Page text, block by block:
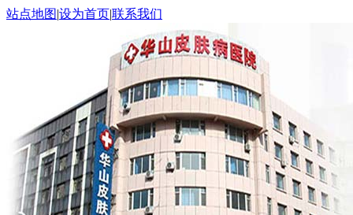
站点地图|设为首页|联系我们